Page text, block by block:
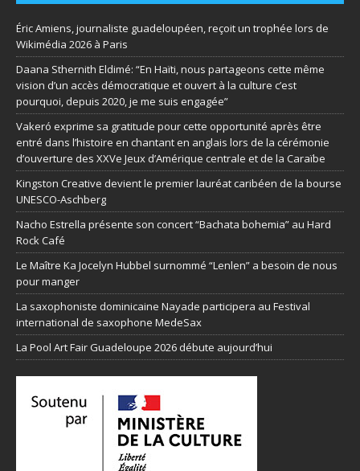
Éric Amiens, journaliste guadeloupéen, reçoit un trophée lors de
Wikimédia 2026 à Paris
Daana Sthernith Eldimé: “En Haïti, nous partageons cette même
vision d’un accès démocratique et ouvert à la culture c’est
pourquoi, depuis 2020, je me suis engagée”
Vakeró exprime sa gratitude pour cette opportunité après être
entré dans l’histoire en chantant en anglais lors de la cérémonie
d’ouverture des XXVe Jeux d’Amérique centrale et de la Caraïbe
Kingston Creative devient le premier lauréat caribéen de la bourse
UNESCO-Aschberg
Nacho Estrella présente son concert “Bachata bohemia” au Hard
Rock Café
Le Maître Ka Jocelyn Hubbel surnommé “Lenlen” a besoin de nous
pour manger
La saxophoniste dominicaine Nayade participera au Festival
international de saxophone MedeSax
La Pool Art Fair Guadeloupe 2026 débute aujourd’hui